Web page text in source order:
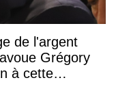
de l'argent
Grégory
à cette